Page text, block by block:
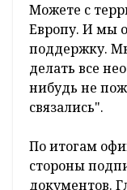
Можете с
Европу. И мы
поддержку.
делать все
нибудь не
связались".
По итогам
стороны
документов.